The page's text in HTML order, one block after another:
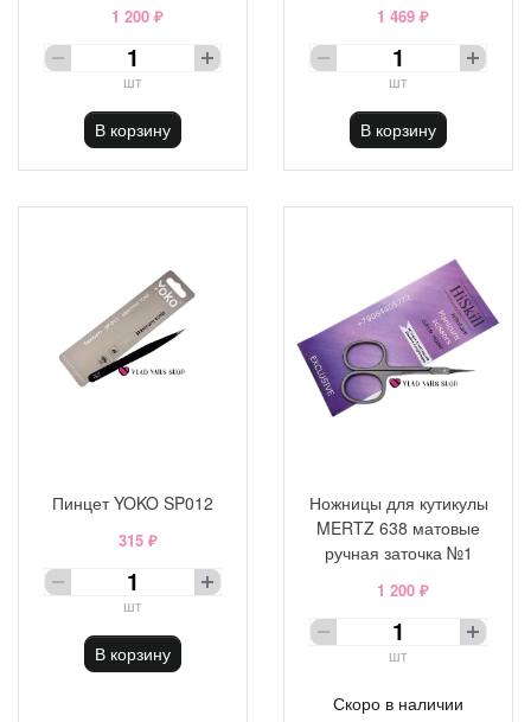
1 200 ₽
шт
В корзину
1 469 ₽
шт
В корзину
Пинцет YOKO SP012
315 ₽
шт
В корзину
Ножницы для кутикулы
MERTZ 638 матовые
ручная заточка №1
1 200 ₽
шт
Скоро в наличии